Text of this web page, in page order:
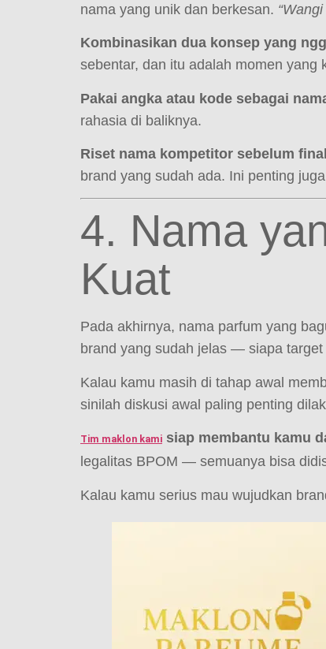
nama yang unik dan berkesan.
Kombinasikan dua konsep yang
sebentar, dan itu adalah momen yang
Pakai angka atau kode sebagai
rahasia di baliknya.
Riset nama kompetitor sebelum
brand yang sudah ada. Ini penting
4. Nama
Kuat
Pada akhirnya, nama parfum yang
brand yang sudah jelas — siapa
Kalau kamu masih di tahap awal
sinilah diskusi awal paling penting
Tim maklon kami siap membantu kamu
legalitas BPOM — semuanya bisa
Kalau kamu serius mau wujudkan